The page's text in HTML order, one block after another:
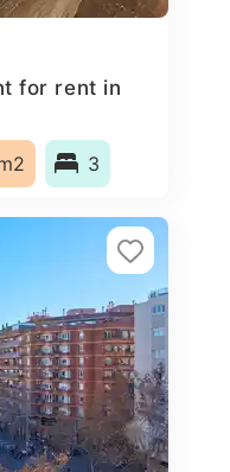
for rent in
3